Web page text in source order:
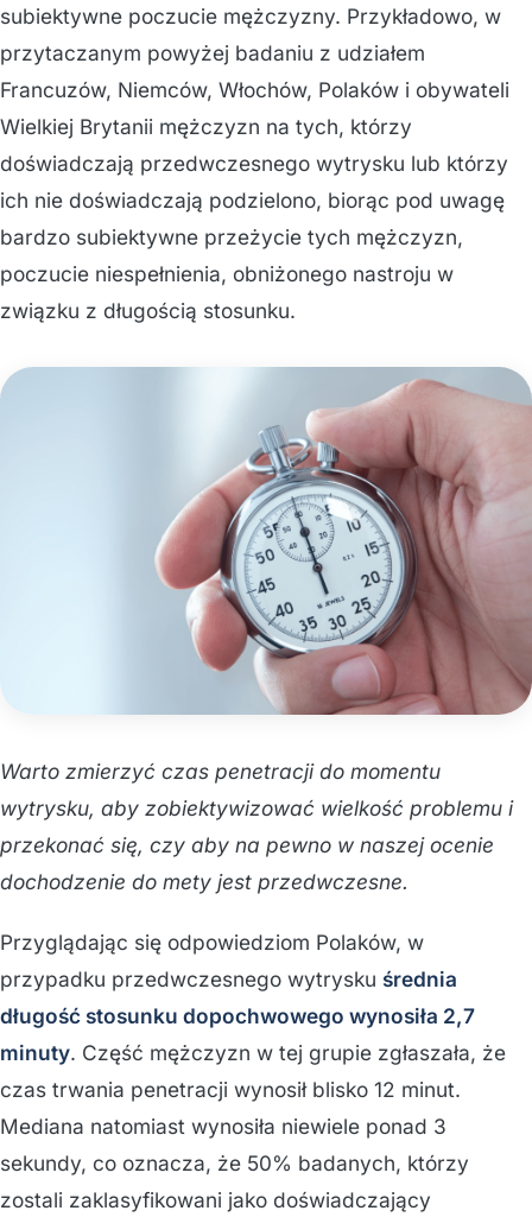
subiektywne poczucie mężczyzny. Przykładowo, w
przytaczanym powyżej badaniu z udziałem
Francuzów, Niemców, Włochów, Polaków i obywateli
Wielkiej Brytanii mężczyzn na tych, którzy
doświadczają przedwczesnego wytrysku lub którzy
ich nie doświadczają podzielono, biorąc pod uwagę
bardzo subiektywne przeżycie tych mężczyzn,
poczucie niespełnienia, obniżonego nastroju w
związku z długością stosunku.
Warto zmierzyć czas penetracji do momentu
wytrysku, aby zobiektywizować wielkość problemu i
przekonać się, czy aby na pewno w naszej ocenie
dochodzenie do mety jest przedwczesne.
Przyglądając się odpowiedziom Polaków, w
przypadku przedwczesnego wytrysku średnia
długość stosunku dopochwowego wynosiła 2,7
minuty. Część mężczyzn w tej grupie zgłaszała, że
czas trwania penetracji wynosił blisko 12 minut.
Mediana natomiast wynosiła niewiele ponad 3
sekundy, co oznacza, że 50% badanych, którzy
zostali zaklasyfikowani jako doświadczający